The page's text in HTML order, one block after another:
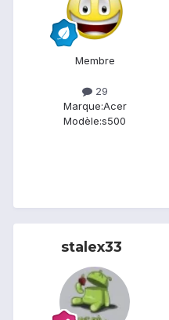
Membre
29
Marque:Acer
Modèle:s500
stalex33